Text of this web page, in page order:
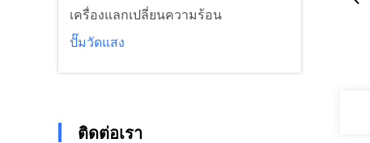
เครื่องแลกเปลี่ยนความร้อน
ปั๊มวัดแสง
ติดต่อเรา